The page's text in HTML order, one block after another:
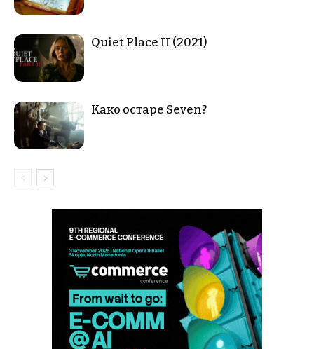
Quiet Place II (2021)
Како остаре Seven?